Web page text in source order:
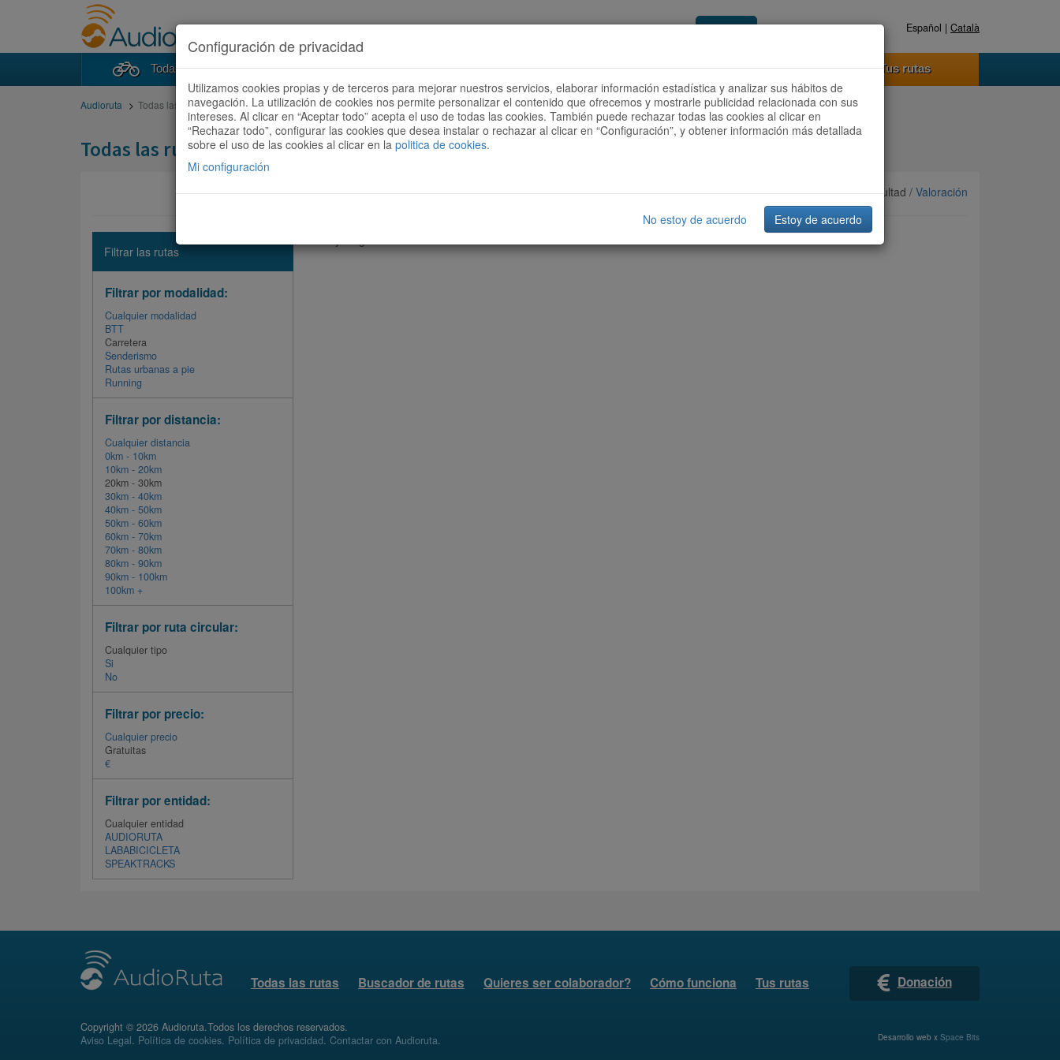
Acceder Registrate ahora Español | Català
Todas las rutas Buscador de rutas Quieres ser colaborador? Cómo funciona Tus rutas
Audioruta Todas las rutas
Todas las rutas
Ordenar por:Más recientes/ Dificultad / Valoración
Filtrar las rutas
Filtrar por modalidad:
Cualquier modalidad
BTT
Carretera
Senderismo
Rutas urbanas a pie
Running
Filtrar por distancia:
Cualquier distancia
0km - 10km
10km - 20km
20km - 30km
30km - 40km
40km - 50km
50km - 60km
60km - 70km
70km - 80km
80km - 90km
90km - 100km
100km +
Filtrar por ruta circular:
Cualquier tipo
Si
No
Filtrar por precio:
Cualquier precio
Gratuitas
€
Filtrar por entidad:
Cualquier entidad
AUDIORUTA
LABABICICLETA
SPEAKTRACKS
Todas las rutas Buscador de rutas Quieres ser colaborador? Cómo funciona Tus rutas Donación
Copyright © 2026 Audioruta.Todos los derechos reservados.
Aviso Legal. Política de cookies. Política de privacidad. Contactar con Audioruta. Desarrollo web x Space Bits
Configuración de privacidad
Utilizamos cookies propias y de terceros para mejorar nuestros servicios, elaborar información estadística y analizar sus hábitos de
navegación. La utilización de cookies nos permite personalizar el contenido que ofrecemos y mostrarle publicidad relacionada con sus
intereses. Al clicar en “Aceptar todo” acepta el uso de todas las cookies. También puede rechazar todas las cookies al clicar en
“Rechazar todo”, configurar las cookies que desea instalar o rechazar al clicar en “Configuración”, y obtener información más detallada
sobre el uso de las cookies al clicar en la politica de cookies.
Mi configuración
No estoy de acuerdo Estoy de acuerdo